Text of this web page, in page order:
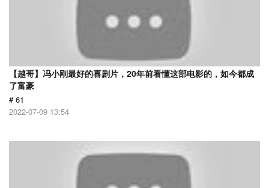
【越哥】冯小刚最好的喜剧片，20年前看懂这部电影的，如今都成
了富豪
# 61
2022-07-09 13:54